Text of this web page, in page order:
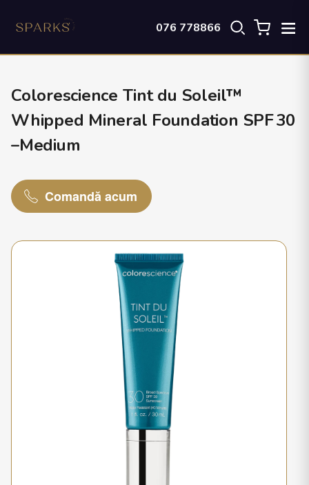
076 778866
Colorescience Tint du Soleil™
Whipped Mineral Foundation SPF 30
–Medium
Comandă acum